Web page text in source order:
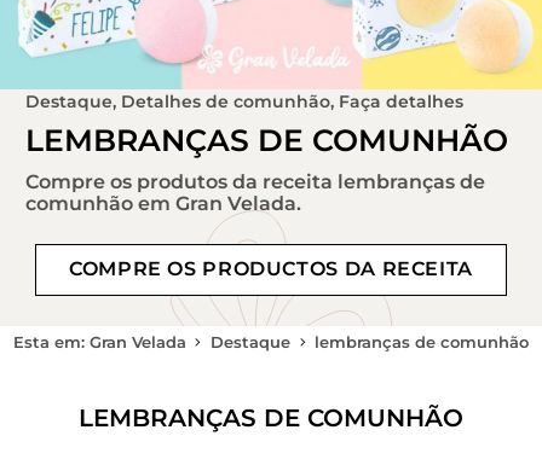
Destaque, Detalhes de comunhão, Faça detalhes
LEMBRANÇAS DE COMUNHÃO
Compre os produtos da receita lembranças de
comunhão em Gran Velada.
COMPRE OS PRODUCTOS DA RECEITA
Esta em: Gran Velada Destaque lembranças de comunhão
LEMBRANÇAS DE COMUNHÃO